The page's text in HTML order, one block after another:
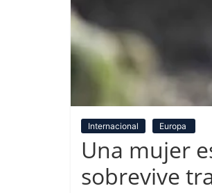
Internacional Europa
Una mujer
sobrevive